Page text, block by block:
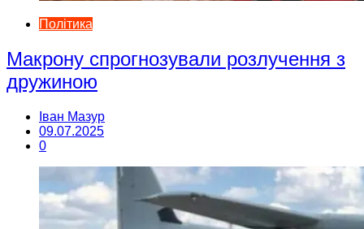
Політика
Макрону спрогнозували розлучення з
дружиною
Іван Мазур
09.07.2025
0